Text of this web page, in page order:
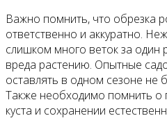
Важно помнить, что обрезка
ответственно и аккуратно.
слишком много веток за один
вреда растению. Опытные
оставлять в одном сезоне не
Также необходимо помнить о
куста и сохранении